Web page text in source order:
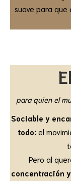
suave para
para quien el
Sociable y
todo: el
Pero al
concentración